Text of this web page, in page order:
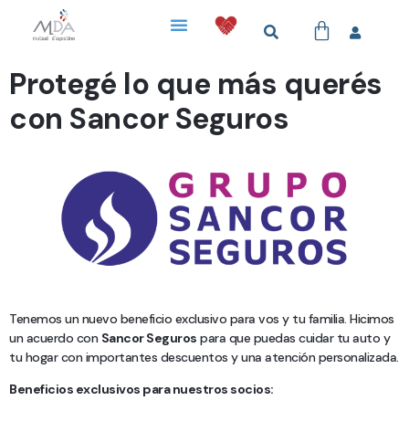
Protegé lo que más querés
con Sancor Seguros
Tenemos un nuevo beneficio exclusivo para vos y tu familia. Hicimos
un acuerdo con Sancor Seguros para que puedas cuidar tu auto y
tu hogar con importantes descuentos y una atención personalizada.
Beneficios exclusivos para nuestros socios: